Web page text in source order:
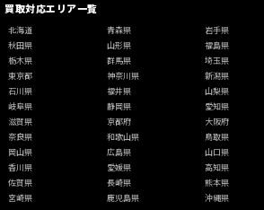
買取対応エリア一覧
北海道 青森県 岩手県
秋田県
山形県 福島県
栃木県
群馬県 埼玉県
東京都
神奈川県 新潟県
石川県
福井県 山梨県
岐阜県
静岡県 愛知県
滋賀県
京都府 大阪府
奈良県
和歌山県 鳥取県
岡山県
広島県 山口県
香川県
愛媛県 高知県
佐賀県
長崎県 熊本県
宮崎県
鹿児島県 沖縄県